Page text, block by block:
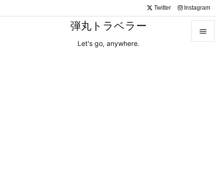
弾丸トラベラー
Let's go, anywhere.

Twitter Instagram